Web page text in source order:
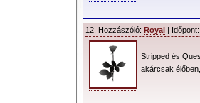
12. Hozzászóló: Royal |
Stripped és
akárcsak